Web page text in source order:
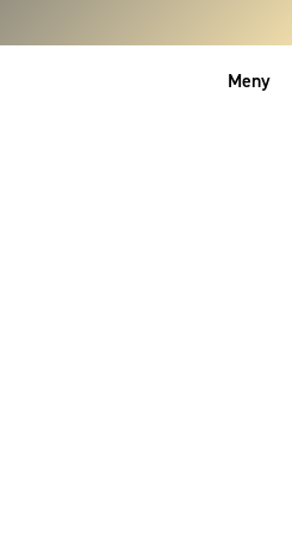
Meny